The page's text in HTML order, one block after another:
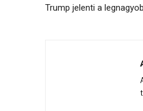
Trump jelenti a